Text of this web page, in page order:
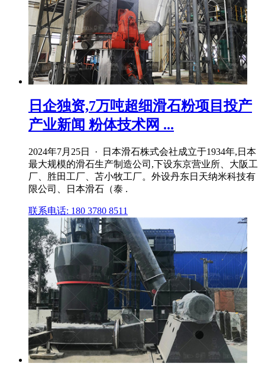
日企独资,7万吨超细滑石粉项目投产
产业新闻 粉体技术网 ...
2024年7月25日 · 日本滑石株式会社成立于1934年,日本
最大规模的滑石生产制造公司,下设东京营业所、大阪工
厂、胜田工厂、苫小牧工厂。外设丹东日天纳米科技有
限公司、日本滑石（泰 .
联系电话: 180 3780 8511